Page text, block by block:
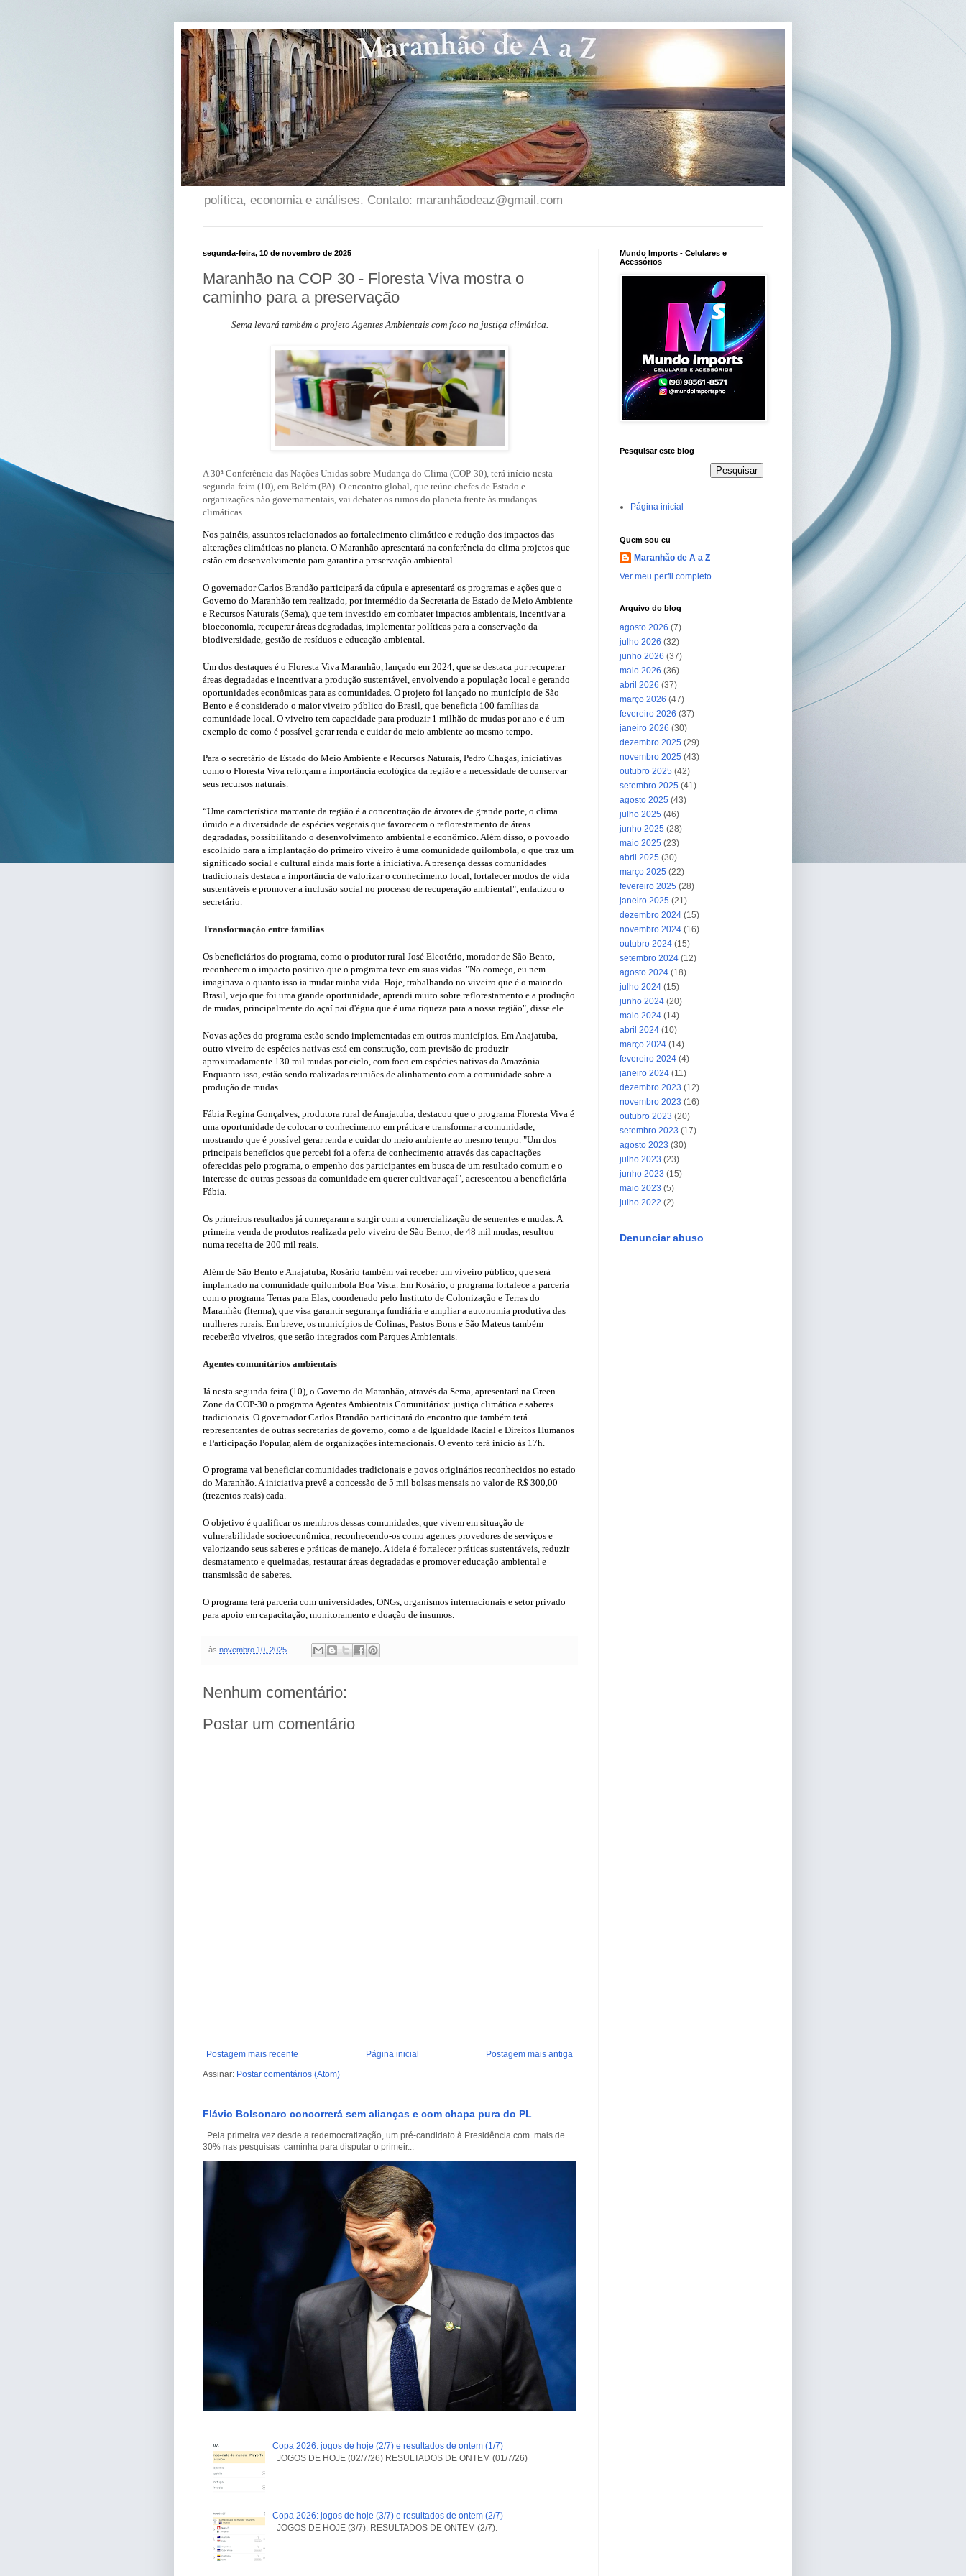
política, economia e análises. Contato: maranhãodeaz@gmail.com
segunda-feira, 10 de novembro de 2025
Maranhão na COP 30 - Floresta Viva mostra o
caminho para a preservação
Sema levará também o projeto Agentes Ambientais com foco na justiça climática.
A 30ª Conferência das Nações Unidas sobre Mudança do Clima (COP-30), terá início nesta
segunda-feira (10), em Belém (PA). O encontro global, que reúne chefes de Estado e
organizações não governamentais, vai debater os rumos do planeta frente às mudanças
climáticas.
Nos painéis, assuntos relacionados ao fortalecimento climático e redução dos impactos das
alterações climáticas no planeta. O Maranhão apresentará na conferência do clima projetos que
estão em desenvolvimento para garantir a preservação ambiental.
O governador Carlos Brandão participará da cúpula e apresentará os programas e ações que o
Governo do Maranhão tem realizado, por intermédio da Secretaria de Estado de Meio Ambiente
e Recursos Naturais (Sema), que tem investido em combater impactos ambientais, incentivar a
bioeconomia, recuperar áreas degradadas, implementar políticas para a conservação da
biodiversidade, gestão de resíduos e educação ambiental.
Um dos destaques é o Floresta Viva Maranhão, lançado em 2024, que se destaca por recuperar
áreas degradadas e incentivar a produção sustentável, envolvendo a população local e gerando
oportunidades econômicas para as comunidades. O projeto foi lançado no município de São
Bento e é considerado o maior viveiro público do Brasil, que beneficia 100 famílias da
comunidade local. O viveiro tem capacidade para produzir 1 milhão de mudas por ano e é um
exemplo de como é possível gerar renda e cuidar do meio ambiente ao mesmo tempo.
Para o secretário de Estado do Meio Ambiente e Recursos Naturais, Pedro Chagas, iniciativas
como o Floresta Viva reforçam a importância ecológica da região e a necessidade de conservar
seus recursos naturais.
“Uma característica marcante da região é a concentração de árvores de grande porte, o clima
úmido e a diversidade de espécies vegetais que favorecem o reflorestamento de áreas
degradadas, possibilitando o desenvolvimento ambiental e econômico. Além disso, o povoado
escolhido para a implantação do primeiro viveiro é uma comunidade quilombola, o que traz um
significado social e cultural ainda mais forte à iniciativa. A presença dessas comunidades
tradicionais destaca a importância de valorizar o conhecimento local, fortalecer modos de vida
sustentáveis e promover a inclusão social no processo de recuperação ambiental", enfatizou o
secretário.
Transformação entre famílias
Os beneficiários do programa, como o produtor rural José Eleotério, morador de São Bento,
reconhecem o impacto positivo que o programa teve em suas vidas. "No começo, eu nem
imaginava o quanto isso ia mudar minha vida. Hoje, trabalhando no viveiro que é o maior do
Brasil, vejo que foi uma grande oportunidade, aprendi muito sobre reflorestamento e a produção
de mudas, principalmente do açaí pai d'égua que é uma riqueza para a nossa região", disse ele.
Novas ações do programa estão sendo implementadas em outros municípios. Em Anajatuba,
outro viveiro de espécies nativas está em construção, com previsão de produzir
aproximadamente 130 mil mudas por ciclo, com foco em espécies nativas da Amazônia.
Enquanto isso, estão sendo realizadas reuniões de alinhamento com a comunidade sobre a
produção de mudas.
Fábia Regina Gonçalves, produtora rural de Anajatuba, destacou que o programa Floresta Viva é
uma oportunidade de colocar o conhecimento em prática e transformar a comunidade,
mostrando que é possível gerar renda e cuidar do meio ambiente ao mesmo tempo. "Um dos
principais benefícios que percebi foi a oferta de conhecimento através das capacitações
oferecidas pelo programa, o empenho dos participantes em busca de um resultado comum e o
interesse de outras pessoas da comunidade em querer cultivar açaí", acrescentou a beneficiária
Fábia.
Os primeiros resultados já começaram a surgir com a comercialização de sementes e mudas. A
primeira venda de produtos realizada pelo viveiro de São Bento, de 48 mil mudas, resultou
numa receita de 200 mil reais.
Além de São Bento e Anajatuba, Rosário também vai receber um viveiro público, que será
implantado na comunidade quilombola Boa Vista. Em Rosário, o programa fortalece a parceria
com o programa Terras para Elas, coordenado pelo Instituto de Colonização e Terras do
Maranhão (Iterma), que visa garantir segurança fundiária e ampliar a autonomia produtiva das
mulheres rurais. Em breve, os municípios de Colinas, Pastos Bons e São Mateus também
receberão viveiros, que serão integrados com Parques Ambientais.
Agentes comunitários ambientais
Já nesta segunda-feira (10), o Governo do Maranhão, através da Sema, apresentará na Green
Zone da COP-30 o programa Agentes Ambientais Comunitários: justiça climática e saberes
tradicionais. O governador Carlos Brandão participará do encontro que também terá
representantes de outras secretarias de governo, como a de Igualdade Racial e Direitos Humanos
e Participação Popular, além de organizações internacionais. O evento terá início às 17h.
O programa vai beneficiar comunidades tradicionais e povos originários reconhecidos no estado
do Maranhão. A iniciativa prevê a concessão de 5 mil bolsas mensais no valor de R$ 300,00
(trezentos reais) cada.
O objetivo é qualificar os membros dessas comunidades, que vivem em situação de
vulnerabilidade socioeconômica, reconhecendo-os como agentes provedores de serviços e
valorizando seus saberes e práticas de manejo. A ideia é fortalecer práticas sustentáveis, reduzir
desmatamento e queimadas, restaurar áreas degradadas e promover educação ambiental e
transmissão de saberes.
O programa terá parceria com universidades, ONGs, organismos internacionais e setor privado
para apoio em capacitação, monitoramento e doação de insumos.
às novembro 10, 2025
Nenhum comentário:
Postar um comentário
Postagem mais recente Postagem mais antiga
Página inicial
Assinar: Postar comentários (Atom)
Flávio Bolsonaro concorrerá sem alianças e com chapa pura do PL
Pela primeira vez desde a redemocratização, um pré-candidato à Presidência com mais de
30% nas pesquisas caminha para disputar o primeir...
Copa 2026: jogos de hoje (2/7) e resultados de ontem (1/7)
JOGOS DE HOJE (02/7/26) RESULTADOS DE ONTEM (01/7/26)
Copa 2026: jogos de hoje (3/7) e resultados de ontem (2/7)
JOGOS DE HOJE (3/7): RESULTADOS DE ONTEM (2/7):
Mundo Imports - Celulares e
Acessórios
Pesquisar este blog
Página inicial
Quem sou eu
Maranhão de A a Z
Ver meu perfil completo
Arquivo do blog
agosto 2026 (7)
julho 2026 (32)
junho 2026 (37)
maio 2026 (36)
abril 2026 (37)
março 2026 (47)
fevereiro 2026 (37)
janeiro 2026 (30)
dezembro 2025 (29)
novembro 2025 (43)
outubro 2025 (42)
setembro 2025 (41)
agosto 2025 (43)
julho 2025 (46)
junho 2025 (28)
maio 2025 (23)
abril 2025 (30)
março 2025 (22)
fevereiro 2025 (28)
janeiro 2025 (21)
dezembro 2024 (15)
novembro 2024 (16)
outubro 2024 (15)
setembro 2024 (12)
agosto 2024 (18)
julho 2024 (15)
junho 2024 (20)
maio 2024 (14)
abril 2024 (10)
março 2024 (14)
fevereiro 2024 (4)
janeiro 2024 (11)
dezembro 2023 (12)
novembro 2023 (16)
outubro 2023 (20)
setembro 2023 (17)
agosto 2023 (30)
julho 2023 (23)
junho 2023 (15)
maio 2023 (5)
julho 2022 (2)
Denunciar abuso